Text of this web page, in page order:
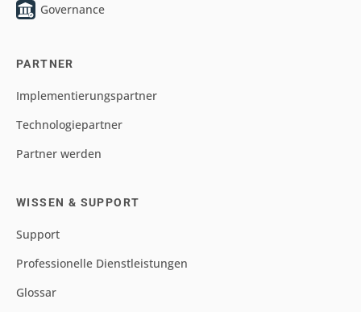
Governance
PARTNER
Implementierungspartner
Technologiepartner
Partner werden
WISSEN & SUPPORT
Support
Professionelle Dienstleistungen
Glossar